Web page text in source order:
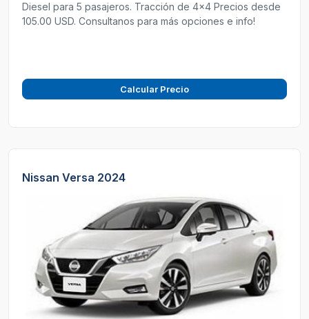
Diesel para 5 pasajeros. Tracción de 4x4 Precios desde
105.00 USD. Consultanos para más opciones e info!
Calcular Precio
Nissan Versa 2024